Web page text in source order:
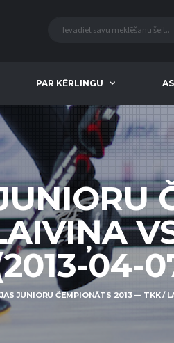
PAR KĒRLINGU
04-
JUNIORU ČEMPIONĀTS 2013 — TKK /